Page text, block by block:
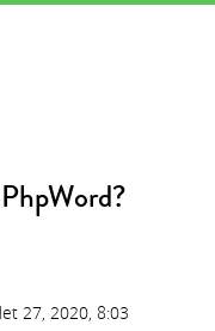
27, 2020, 8:03